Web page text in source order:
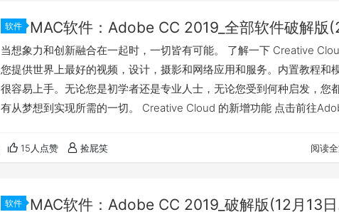
软件
当想象力和创新融合在一起时，一切皆有可能。 了解一下 Creative
您提供世界上最好的视频，设计，摄影和网络应用和服务。内置教程和
很容易上手。无论您是初学者还是专业人士，无论您受到何种启发，您
有从梦想到实现所需的一切。 Creative Cloud 的新增功能 点击前往
Mac OS X 10.12 或者更高版本 软件更新具体版本 Adobe Acrobat Pro
2019 v2019.010.2009…
15人点赞 捡屁笑 阅读
软件